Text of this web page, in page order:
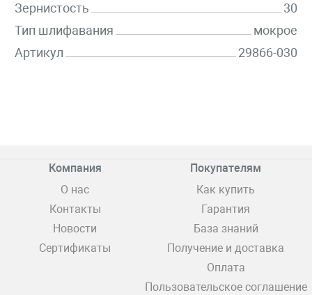
Зернистость
30
Тип шлифавания
мокрое
Артикул
29866-030
Компания
О нас
Контакты
Новости
Сертификаты
Покупателям
Как купить
Гарантия
База знаний
Получение и доставка
Оплата
Пользовательское соглашение